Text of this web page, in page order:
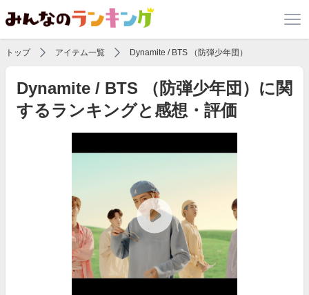
トップ アイテム一覧 Dynamite / BTS （防弾少年団）
Dynamite / BTS （防弾少年団）に関
するランキングと感想・評価